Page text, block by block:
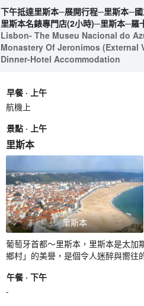
下午抵達里斯本─展開行程─里斯本─
里斯本名錶專門店(2小時)─里斯本─
Lisbon- The Museu Nacional do
Monastery Of Jeronimos (External
Dinner-Hotel Accommodation
早餐 · 上午
航機上
景點 · 上午
里斯本
里斯本
葡萄牙首都～里斯本，里斯本是太加
鄉村」的美譽，是個令人迷醉與嚮往
午餐 · 下午
-